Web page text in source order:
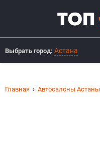
Выбрать город: Астана
Главная Автосалоны Астаны